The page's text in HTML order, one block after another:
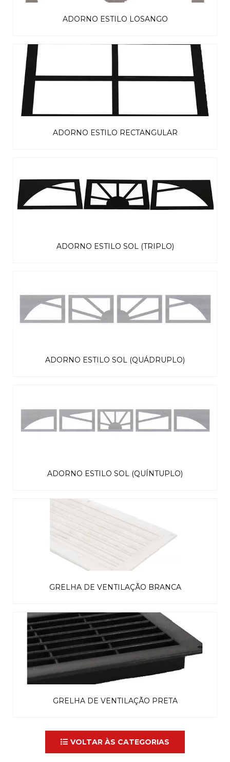
ADORNO ESTILO LOSANGO
ADORNO ESTILO RECTANGULAR
ADORNO ESTILO SOL (TRIPLO)
ADORNO ESTILO SOL (QUÁDRUPLO)
ADORNO ESTILO SOL (QUÍNTUPLO)
GRELHA DE VENTILAÇÃO BRANCA
GRELHA DE VENTILAÇÃO PRETA
VOLTAR ÀS CATEGORIAS